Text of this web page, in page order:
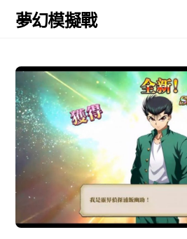
Skip
夢幻模擬戰